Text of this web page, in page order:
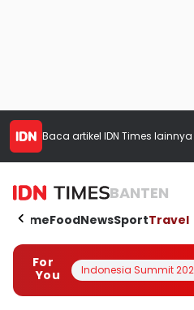
Baca artikel IDN Times lainnya
BANTEN
HomeFoodNewsSportTravel
For
You
Indonesia Summit